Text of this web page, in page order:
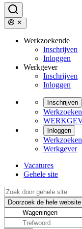
Werkzoekende
Inschrijven
Inloggen
Werkgever
Inschrijven
Inloggen
Inschrijven
Inloggen
Werkgever
Vacatures
Gehele site